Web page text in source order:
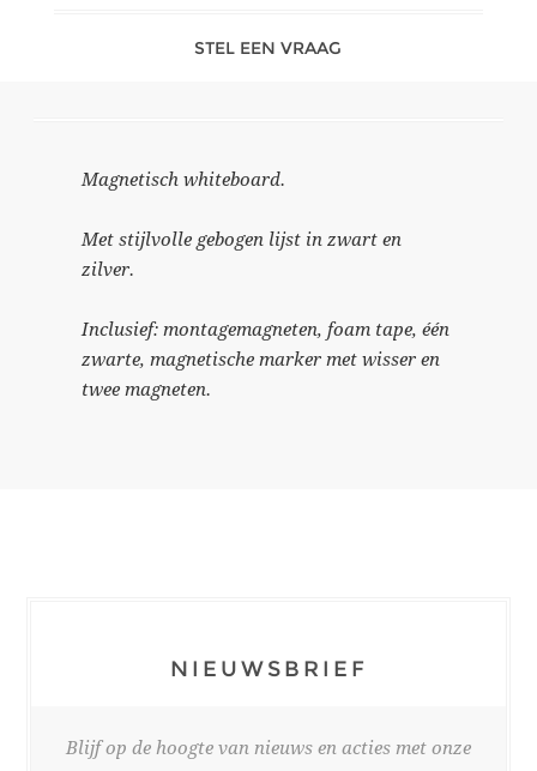
STEL EEN VRAAG
Magnetisch whiteboard.
Met stijlvolle gebogen lijst in zwart en
zilver.
Inclusief: montagemagneten, foam tape, één
zwarte, magnetische marker met wisser en
twee magneten.
NIEUWSBRIEF
Blijf op de hoogte van nieuws en acties met onze